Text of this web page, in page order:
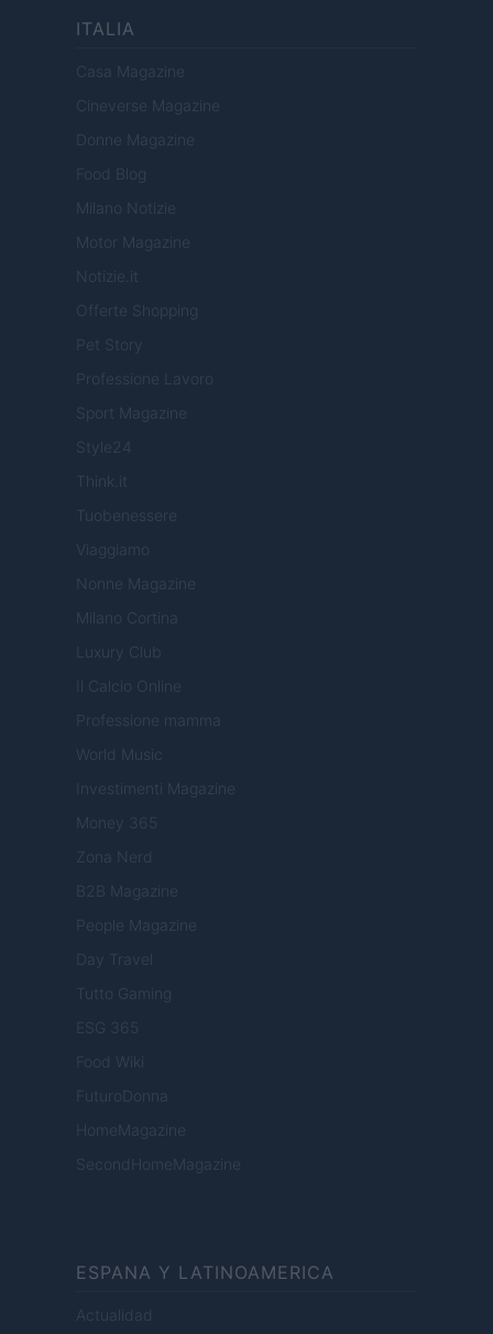
ITALIA
Casa Magazine
Cineverse Magazine
Donne Magazine
Food Blog
Milano Notizie
Motor Magazine
Notizie.it
Offerte Shopping
Pet Story
Professione Lavoro
Sport Magazine
Style24
Think.it
Tuobenessere
Viaggiamo
Nonne Magazine
Milano Cortina
Luxury Club
Il Calcio Online
Professione mamma
World Music
Investimenti Magazine
Money 365
Zona Nerd
B2B Magazine
People Magazine
Day Travel
Tutto Gaming
ESG 365
Food Wiki
FuturoDonna
HomeMagazine
SecondHomeMagazine
ESPANA Y LATINOAMERICA
Actualidad